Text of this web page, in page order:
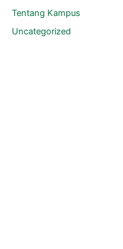
Tentang Kampus
Uncategorized